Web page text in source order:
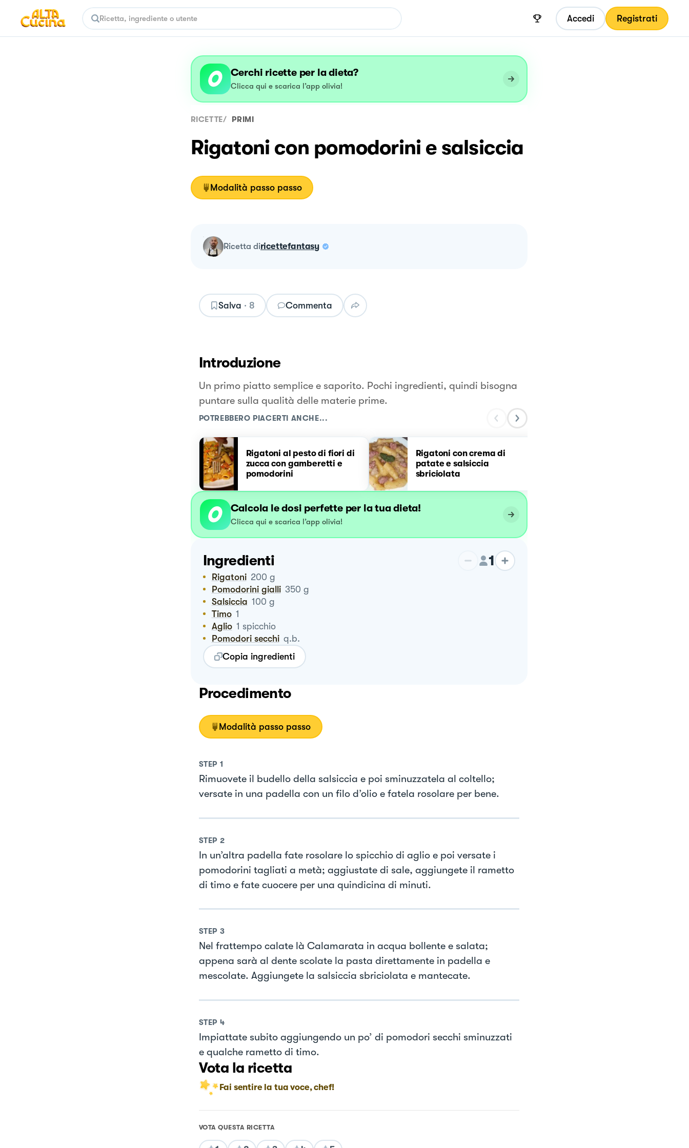
Accedi Registrati
Cerchi ricette per la dieta?
Clicca qui e scarica l’app olivia!
RICETTE/ PRIMI
Rigatoni con pomodorini e salsiccia
Modalità passo passo
ricetta diricettefantasy
Salva · 8 Commenta
Introduzione
Un primo piatto semplice e saporito. Pochi ingredienti, quindi bisogna
puntare sulla qualità delle materie prime.
POTREBBERO PIACERTI ANCHE...
Rigatoni al pesto di fiori di
zucca con gamberetti e
pomodorini
Rigatoni con crema di
patate e salsiccia
sbriciolata
Calcola le dosi perfette per la tua dieta!
Clicca qui e scarica l’app olivia!
Ingredienti 1
Rigatoni 200 g
Pomodorini gialli 350 g
Salsiccia 100 g
Timo 1
Aglio 1 spicchio
Pomodori secchi q.b.
Copia ingredienti
Procedimento
Modalità passo passo
STEP 1
Rimuovete il budello della salsiccia e poi sminuzzatela al coltello;
versate in una padella con un filo d’olio e fatela rosolare per bene.
STEP 2
In un’altra padella fate rosolare lo spicchio di aglio e poi versate i
pomodorini tagliati a metà; aggiustate di sale, aggiungete il rametto
di timo e fate cuocere per una quindicina di minuti.
STEP 3
Nel frattempo calate là Calamarata in acqua bollente e salata;
appena sarà al dente scolate la pasta direttamente in padella e
mescolate. Aggiungete la salsiccia sbriciolata e mantecate.
STEP 4
Impiattate subito aggiungendo un po’ di pomodori secchi sminuzzati
e qualche rametto di timo.
Vota la ricetta
Fai sentire la tua voce, chef!
VOTA QUESTA RICETTA